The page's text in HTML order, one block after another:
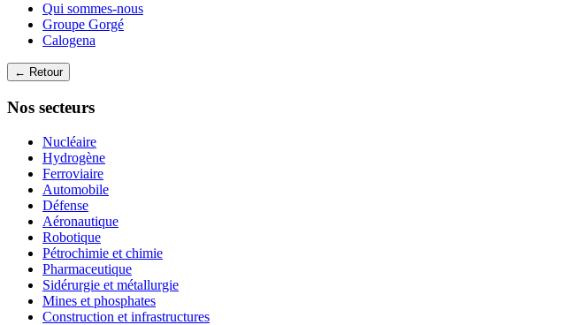
Qui sommes-nous
Groupe Gorgé
Calogena
← Retour
Nos secteurs
Nucléaire
Hydrogène
Ferroviaire
Automobile
Défense
Aéronautique
Robotique
Pétrochimie et chimie
Pharmaceutique
Sidérurgie et métallurgie
Mines et phosphates
Construction et infrastructures